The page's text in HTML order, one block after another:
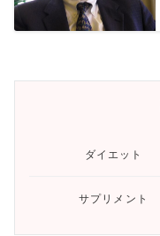
ダイエット
サプリメント